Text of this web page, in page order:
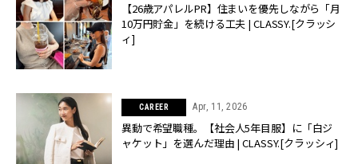
【26歳アパレルPR】住まいを優先しながら「月
10万円貯金」を続ける工夫 | CLASSY.[クラッシ
ィ]
CAREER Apr, 11, 2026
異動で希望職種。【社会人5年目服】に「白ジ
ャケット」を選んだ理由 | CLASSY.[クラッシィ]